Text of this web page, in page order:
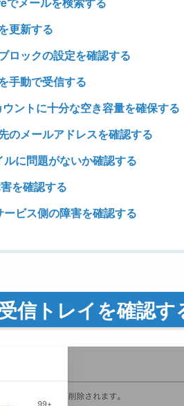
更新する
ロックの設定を確認する
手動で受信する
ントに十分な空き容量を確保する
のメールアドレスを確認する
に問題がないか確認する
を確認する
ビス側の障害を確認する
信トレイを確認す